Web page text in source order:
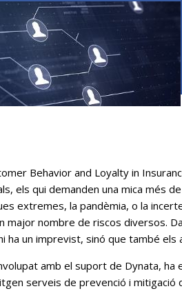
Behavior and Loyalty in
els qui demanden una mica més
extremes, la pandèmia, o la
major nombre de riscos diversos.
ha un imprevist, sinó que també
amb el suport de Dynata,
serveis de prevenció i